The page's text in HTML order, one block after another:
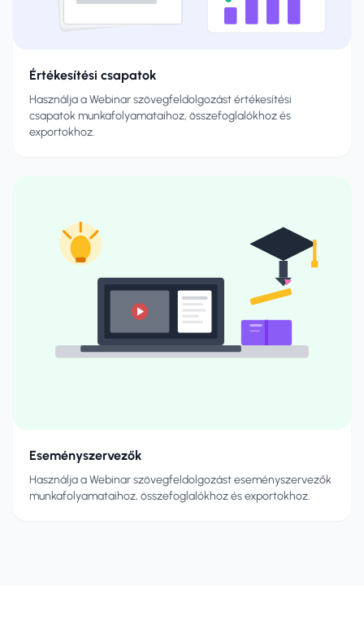
Értékesítési csapatok
Használja a Webinar szövegfeldolgozást értékesítési
csapatok munkafolyamataihoz, összefoglalókhoz és
exportokhoz.
Eseményszervezők
Használja a Webinar szövegfeldolgozást eseményszervezők
munkafolyamataihoz, összefoglalókhoz és exportokhoz.